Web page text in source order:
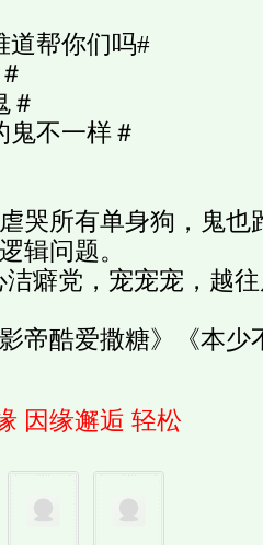
道帮你们吗#
＃
鬼不一样＃
哭所有单身狗，鬼也
辑问题。
洁癖党，宠宠宠，越
帝酷爱撒糖》《本少
因缘邂逅 轻松